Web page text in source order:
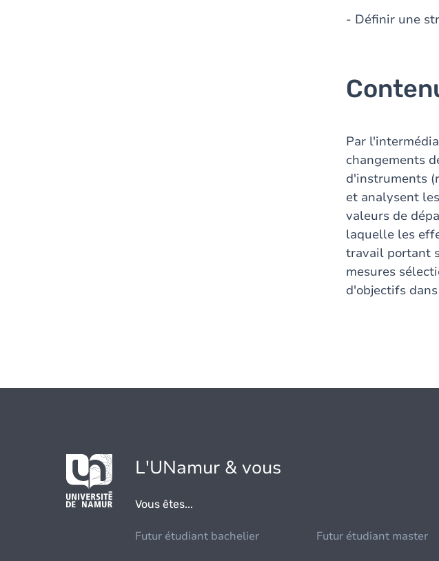
- Définir une
Par
changements
d'instruments
et analysent
valeurs de
laquelle les
travail portant
mesures
d'objectifs
L'UNamur & vous
Vous êtes...
Futur étudiant bachelier Futur étudiant master